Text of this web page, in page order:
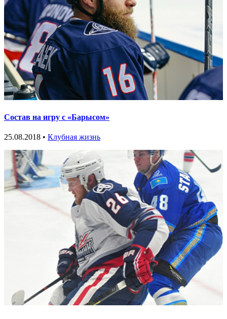
Состав на игру с «Барысом»
25.08.2018 • Клубная жизнь